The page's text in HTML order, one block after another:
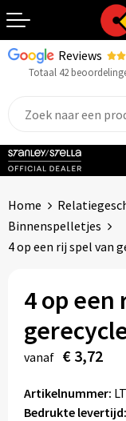
Reviews
Totaal 42
Terug
Sportkleding
Caps, Mutsen
Handdoeken &
Kinderkleding
Home
Binnenspelletjes
4 op een rij spel van
4 op een
vanaf € 3,72
Artikelnummer:
Bedrukte levertijd: